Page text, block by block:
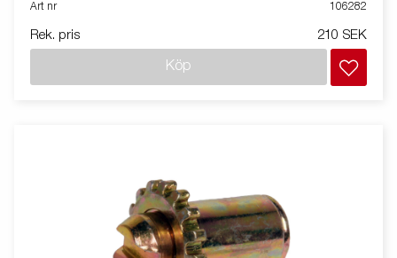
Art nr 106282
Rek. pris 210 SEK
Köp